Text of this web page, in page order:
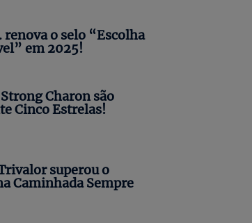
renova o selo “Escolha
em 2025!
Charon são
Cinco Estrelas!
superou o
Caminhada Sempre